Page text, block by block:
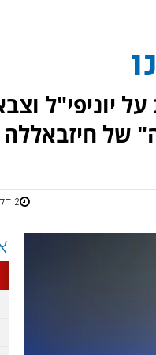
יוניפי"ל
של חיזבאללה
2 דקות